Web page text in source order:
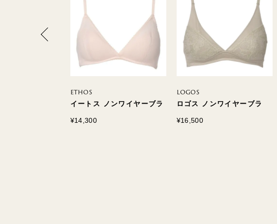
ETHOS
イートス ノンワイヤーブラ
¥14,300
LOGOS
ロゴス ノンワイヤーブラ
¥16,500